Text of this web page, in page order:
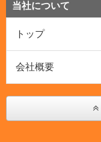
当社について
トップ
会社概要